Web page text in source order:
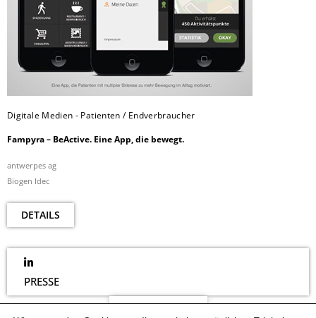
Digitale Medien - Patienten / Endverbraucher
Fampyra – BeActive. Eine App, die bewegt.
antwerpes ag
Biogen Idec
DETAILS
PRESSE